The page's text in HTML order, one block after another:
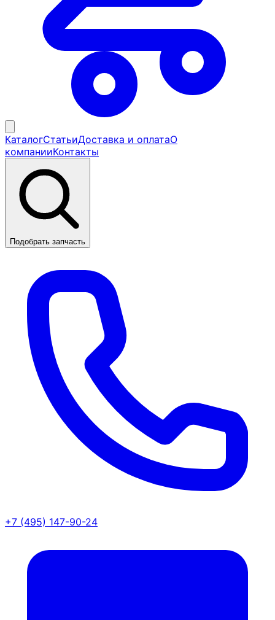
КаталогСтатьиДоставка и оплатаО
компанииКонтакты
Подобрать запчасть
+7 (495) 147-90-24